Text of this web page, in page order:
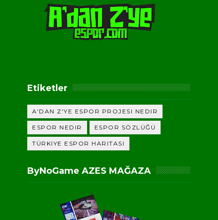
Etiketler
A'DAN Z'YE ESPOR PROJESI NEDIR
ESPOR NEDIR ESPOR SÖZLÜĞÜ
TÜRKIYE ESPOR HARITASI
ByNoGame AZES MAĞAZA